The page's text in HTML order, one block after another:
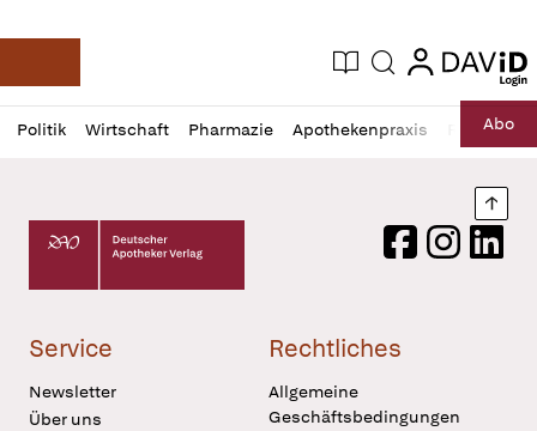
Deutsche Apotheker Zeitung
Aktuelle Ausgabe
Suche login
login
Politik Wirtschaft Pharmazie Apothekenpraxis RechtAbo
Profil
öffnen
Daz
Pur
Deutscher Apotheker Verlag Logo
FacebookInstagram
Service
Newsletter
Über uns
Rechtliches
Allgemeine
Geschäftsbedingungen